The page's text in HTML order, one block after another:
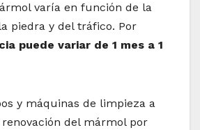
varía en función de la
piedra y del tráfico. Por
puede variar de 1 mes a 1
y máquinas de limpieza a
del mármol por